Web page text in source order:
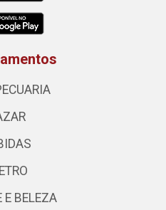
E BELEZA